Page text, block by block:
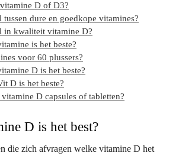
D of D3?
tussen dure en goedkope vitamines?
in kwaliteit vitamine D?
is het beste?
voor 60 plussers?
D is het beste?
D is het beste?
vitamine D capsules of tabletten?
D is het best?
die zich afvragen welke vitamine D het